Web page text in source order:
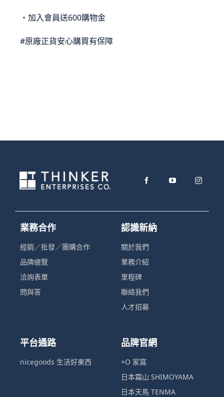
・加入會員送600購物金
#原廠正貨安心購買有保障
業務合作
經銷／批發／團購合作
品牌總覽
洽詢表單
問與答
認識新納
關於我們
業務介紹
里程碑
聯絡我們
人才招募
平台通路
nicegoods 生活好東西
品牌官網
+O 家窩
日本霜山 SHIMOYAMA
日本天馬 TENMA
聯絡我們
人才招募